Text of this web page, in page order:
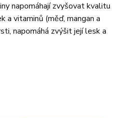
napomáhají zvyšovat kvalitu
a vitaminů (měď, mangan a
napomáhá zvýšit její lesk a